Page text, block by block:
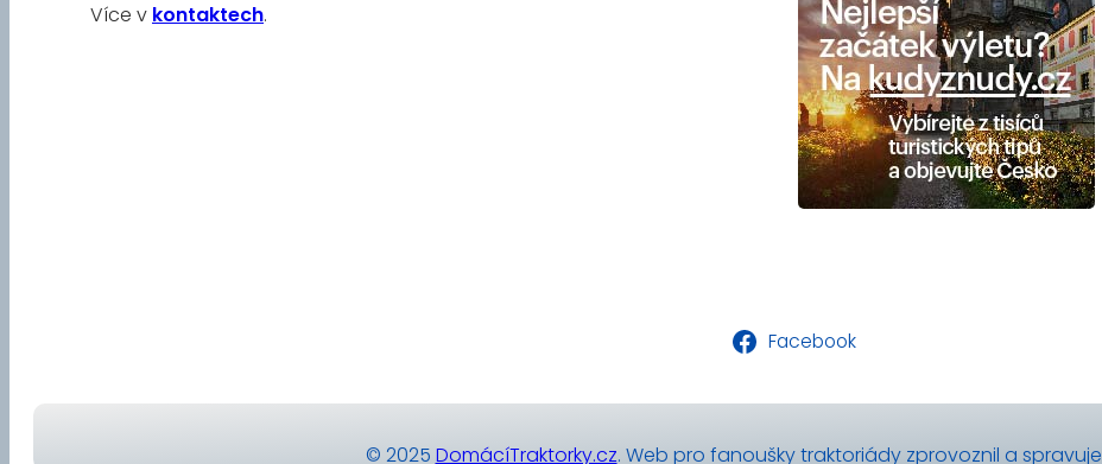
Více v kontaktech.
Facebook
© 2025 DomácíTraktorky.cz. Web pro fanoušky traktoriády zprovoznil a spravuje